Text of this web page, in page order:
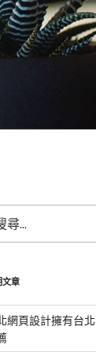
文章
網頁設計擁有台